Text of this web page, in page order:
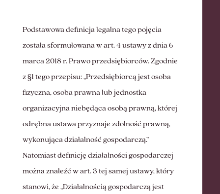
Podstawowa definicja legalna tego pojęcia
została sformułowana w art. 4 ustawy z dnia 6
marca 2018 r. Prawo przedsiębiorców. Zgodnie
z §1 tego przepisu: „Przedsiębiorcą jest osoba
fizyczna, osoba prawna lub jednostka
organizacyjna niebędąca osobą prawną, której
odrębna ustawa przyznaje zdolność prawną,
wykonująca działalność gospodarczą.”
Natomiast definicję działalności gospodarczej
można znaleźć w art. 3 tej samej ustawy, który
stanowi, że „Działalnością gospodarczą jest